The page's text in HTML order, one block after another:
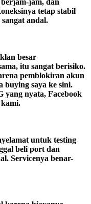
jam, dan
tetap stabil
andal.
besar
itu sangat berisiko.
pemblokiran akun
buying saya ke sini.
yang nyata, Facebook
untuk testing
beli port dan
Servicenya benar-